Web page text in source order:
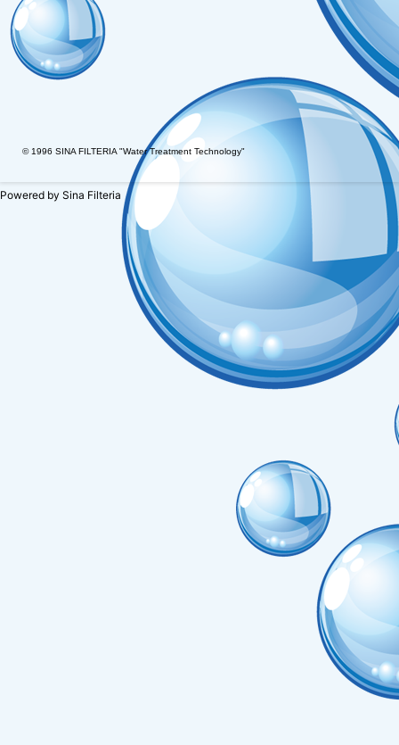
© 1996 SINA FILTERIA "Water Treatment Technology"
Powered by Sina Filteria